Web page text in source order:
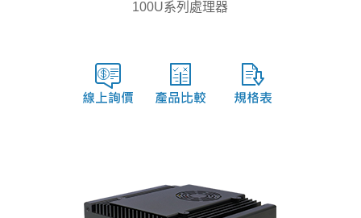
100U系列處理器